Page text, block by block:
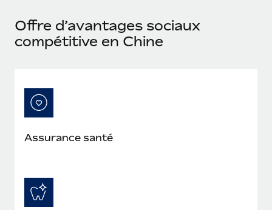
Offre d’avantages sociaux
compétitive en Chine
Assurance santé